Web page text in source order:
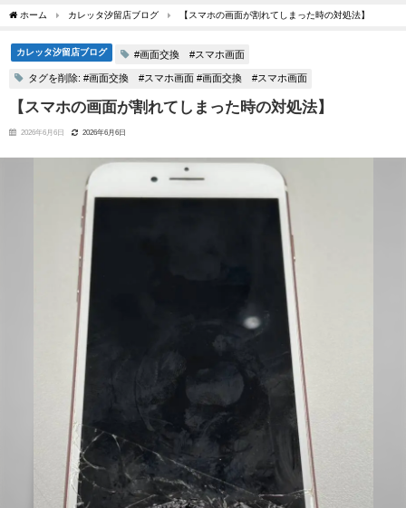
ホーム カレッタ汐留店ブログ 【スマホの画面が割れてしまった時の対処法】
カレッタ汐留店ブログ #画面交換 #スマホ画面
タグを削除: #画面交換 #スマホ画面 #画面交換 #スマホ画面
【スマホの画面が割れてしまった時の対処法】
2026年6月6日 2026年6月6日